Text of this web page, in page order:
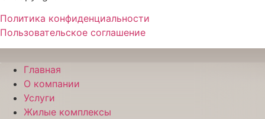
Политика конфиденциальности
Пользовательское соглашение
Главная
О компании
Услуги
Жилые комплексы